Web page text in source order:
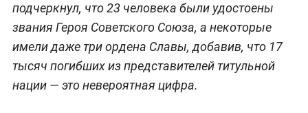
подчеркнул, что 23 человека были удостоены
звания Героя Советского Союза, а некоторые
имели даже три ордена Славы, добавив, что 17
тысяч погибших из представителей титульной
нации — это невероятная цифра.